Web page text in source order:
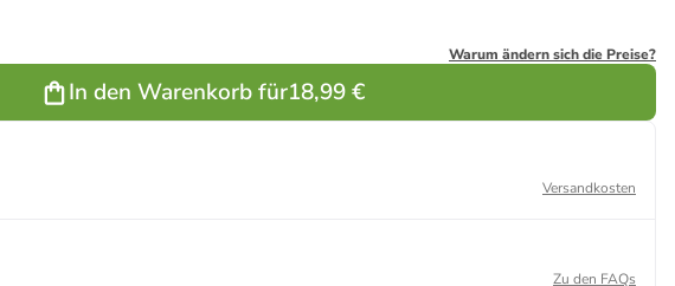
Warum ändern sich die Preise?
In den Warenkorb für18,99 €
Versandkosten
Zu den FAQs